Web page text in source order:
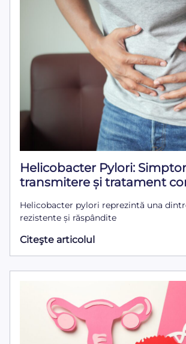
Helicobacter Pylori:
transmitere și tratament
Helicobacter pylori reprezintă una
rezistente și răspândite
Citeşte articolul